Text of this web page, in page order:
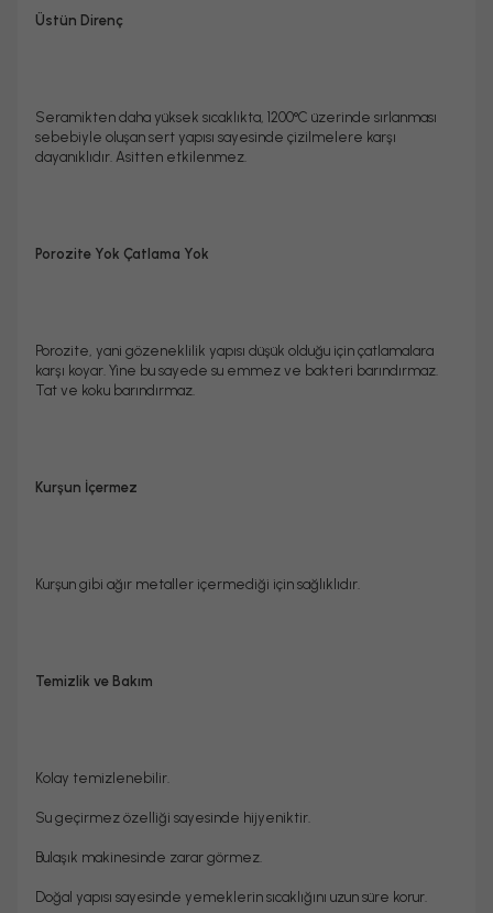
Üstün Direnç
Seramikten daha yüksek sıcaklıkta, 1200°C üzerinde sırlanması
sebebiyle oluşan sert yapısı sayesinde çizilmelere karşı
dayanıklıdır. Asitten etkilenmez.
Porozite Yok Çatlama Yok
Porozite, yani gözeneklilik yapısı düşük olduğu için çatlamalara
karşı koyar. Yine bu sayede su emmez ve bakteri barındırmaz.
Tat ve koku barındırmaz.
Kurşun İçermez
Kurşun gibi ağır metaller içermediği için sağlıklıdır.
Temizlik ve Bakım
Kolay temizlenebilir.
Su geçirmez özelliği sayesinde hijyeniktir.
Bulaşık makinesinde zarar görmez.
Doğal yapısı sayesinde yemeklerin sıcaklığını uzun süre korur.